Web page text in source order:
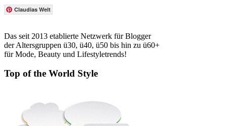
Claudias Welt
Das seit 2013 etablierte Netzwerk für Blogger
der Altersgruppen ü30, ü40, ü50 bis hin zu ü60+
für Mode, Beauty und Lifestyletrends!
Top of the World Style